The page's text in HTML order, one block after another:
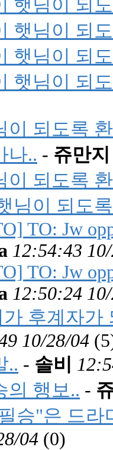
햇님이 되
햇님이 되
햇님이 되
햇님이 되
이 되도록
나.. - 쥬만지
이 되도록
님이 되도
TO: Jw
12:54:43
TO: Jw
12:50:24
후계자가
10/28/04 (
.. - 솔비
의 행보.. -
승"은 드라
04 (0)